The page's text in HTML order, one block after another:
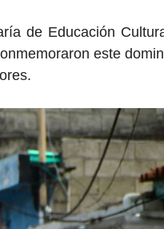
de Educación
este